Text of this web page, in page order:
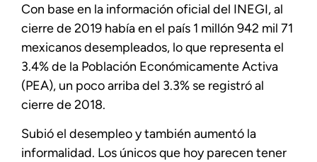
Con base en la información oficial del INEGI, al
cierre de 2019 había en el país 1 millón 942 mil 71
mexicanos desempleados, lo que representa el
3.4% de la Población Económicamente Activa
(PEA), un poco arriba del 3.3% se registró al
cierre de 2018.
Subió el desempleo y también aumentó la
informalidad. Los únicos que hoy parecen tener